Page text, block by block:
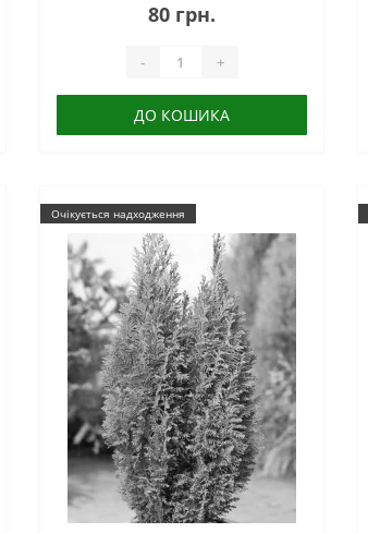
80 грн.
- +
ДО КОШИКА
Очікується надходження